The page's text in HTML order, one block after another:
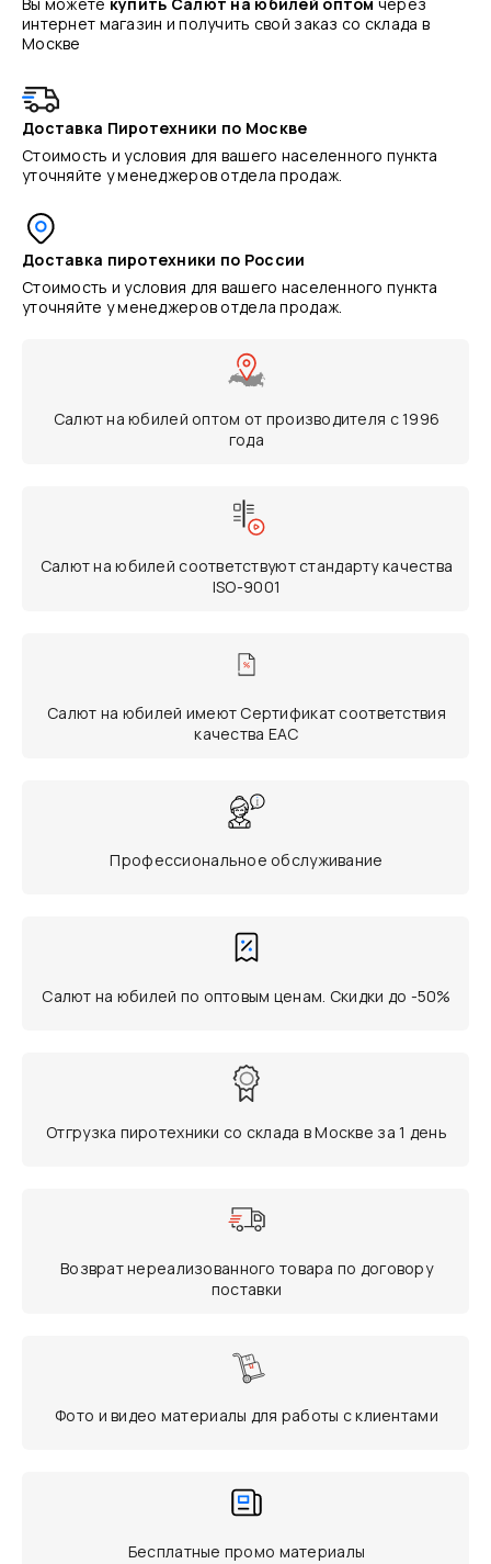
интернет магазин и получить свой заказ со склада в
Москве
Доставка Пиротехники по Москве
Стоимость и условия для вашего населенного пункта
уточняйте у менеджеров отдела продаж.
Доставка пиротехники по России
Стоимость и условия для вашего населенного пункта
уточняйте у менеджеров отдела продаж.
Салют на юбилей оптом от производителя с 1996
года
Салют на юбилей соответствуют стандарту качества
ISO-9001
Салют на юбилей имеют Сертификат соответствия
качества ЕАС
Профессиональное обслуживание
Салют на юбилей по оптовым ценам. Скидки до -50%
Отгрузка пиротехники со склада в Москве за 1 день
Возврат нереализованного товара по договору
поставки
Фото и видео материалы для работы с клиентами
Бесплатные промо материалы